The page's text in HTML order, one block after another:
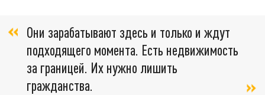
Они зарабатывают здесь и только и ждут
подходящего момента. Есть недвижимость
за границей. Их нужно лишить
гражданства.